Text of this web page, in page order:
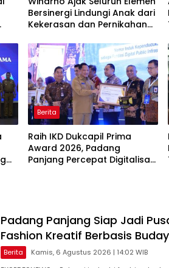
Bersinergi Lindungi Anak dari
Kekerasan dan Pernikahan
Berita
Raih IKD Dukcapil Prima
Award 2026, Padang
Panjang Percepat Digitalisasi
Padang Panjang Siap Jadi
Fashion Kreatif Berbasis
Berita Kamis, 6 Agustus 2026 | 14:02 WIB